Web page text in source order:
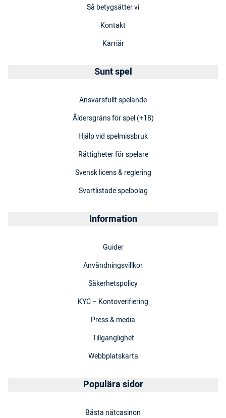
Så betygsätter vi
Kontakt
Karriär
Sunt spel
Ansvarsfullt spelande
Åldersgräns för spel (+18)
Hjälp vid spelmissbruk
Rättigheter för spelare
Svensk licens & reglering
Svartlistade spelbolag
Information
Guider
Användningsvillkor
Säkerhetspolicy
KYC – Kontoverifiering
Press & media
Tillgänglighet
Webbplatskarta
Populära sidor
Bästa nätcasinon